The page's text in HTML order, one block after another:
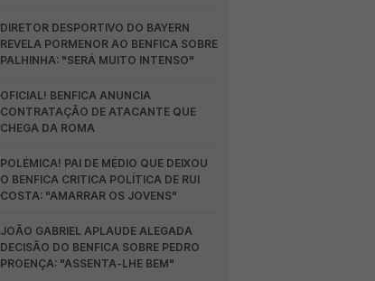
DIRETOR DESPORTIVO DO BAYERN
REVELA PORMENOR AO BENFICA SOBRE
PALHINHA: "SERÁ MUITO INTENSO"
OFICIAL! BENFICA ANUNCIA
CONTRATAÇÃO DE ATACANTE QUE
CHEGA DA ROMA
POLÉMICA! PAI DE MÉDIO QUE DEIXOU
O BENFICA CRITICA POLÍTICA DE RUI
COSTA: "AMARRAR OS JOVENS"
JOÃO GABRIEL APLAUDE ALEGADA
DECISÃO DO BENFICA SOBRE PEDRO
PROENÇA: "ASSENTA-LHE BEM"